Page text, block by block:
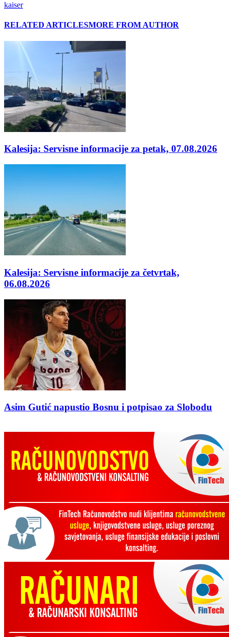
kaiser
RELATED ARTICLESMORE FROM AUTHOR
Kalesija: Servisne informacije za petak, 07.08.2026
Kalesija: Servisne informacije za četvrtak,
06.08.2026
Asim Gutić napustio Bosnu i potpisao za Slobodu